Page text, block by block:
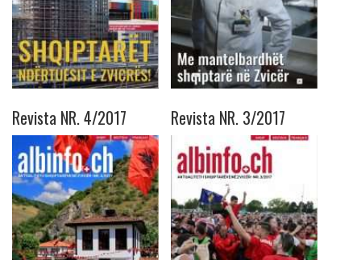
Revista NR. 4/2017 Revista NR. 3/2017